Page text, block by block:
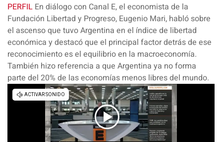
PERFIL En diálogo con Canal E, el economista de la
Fundación Libertad y Progreso, Eugenio Mari, habló sobre
el ascenso que tuvo Argentina en el índice de libertad
económica y destacó que el principal factor detrás de ese
reconocimiento es el equilibrio en la macroeconomía.
También hizo referencia a que Argentina ya no forma
parte del 20% de las economías menos libres del mundo.